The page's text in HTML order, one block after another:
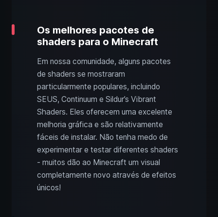
Os melhores pacotes de
shaders para o Minecraft
Em nossa comunidade, alguns pacotes
de shaders se mostraram
particularmente populares, incluindo
SEUS, Continuum e Sildur’s Vibrant
Shaders. Eles oferecem uma excelente
melhoria gráfica e são relativamente
fáceis de instalar. Não tenha medo de
experimentar e testar diferentes shaders
- muitos dão ao Minecraft um visual
completamente novo através de efeitos
únicos!